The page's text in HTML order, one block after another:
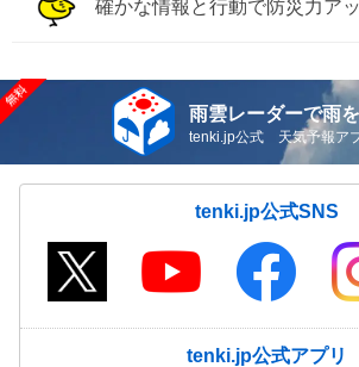
確かな情報と行動で防災力ア
雨雲レーダーで雨
tenki.jp公式 天気予報ア
tenki.jp公式SNS
tenki.jp公式アプリ